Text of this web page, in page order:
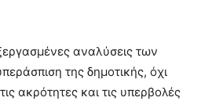
αναλύσεις των
της δημοτικής, όχι
ακρότητες και τις υπερβολές